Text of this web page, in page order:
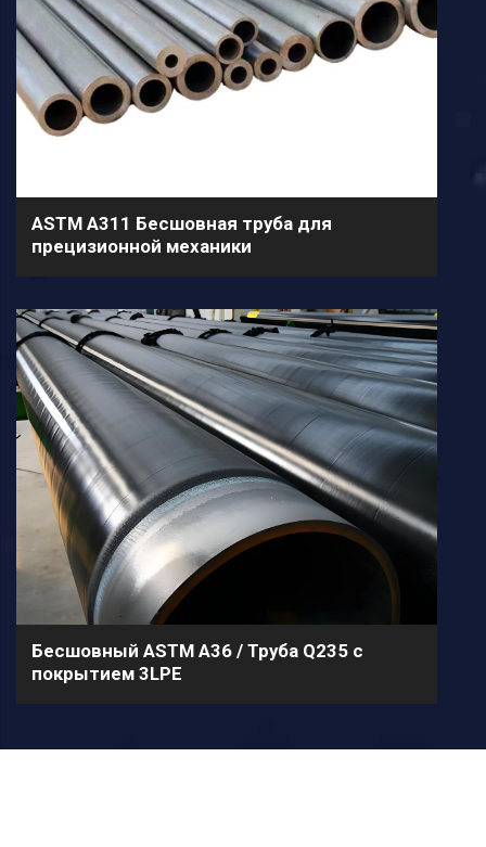
ASTM A311 Бесшовная труба для
прецизионной механики
Бесшовный ASTM A36 / Труба Q235 с
покрытием 3LPE